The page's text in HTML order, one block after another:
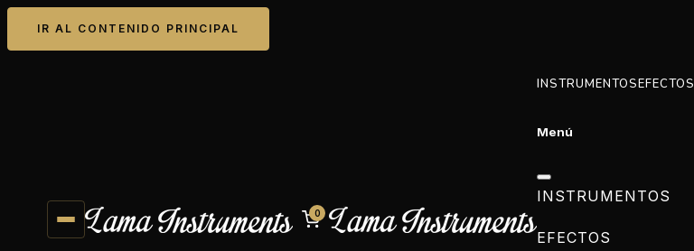
IR AL CONTENIDO PRINCIPAL
0
INSTRUMENTOSEFECTOS
Menú
INSTRUMENTOS
EFECTOS